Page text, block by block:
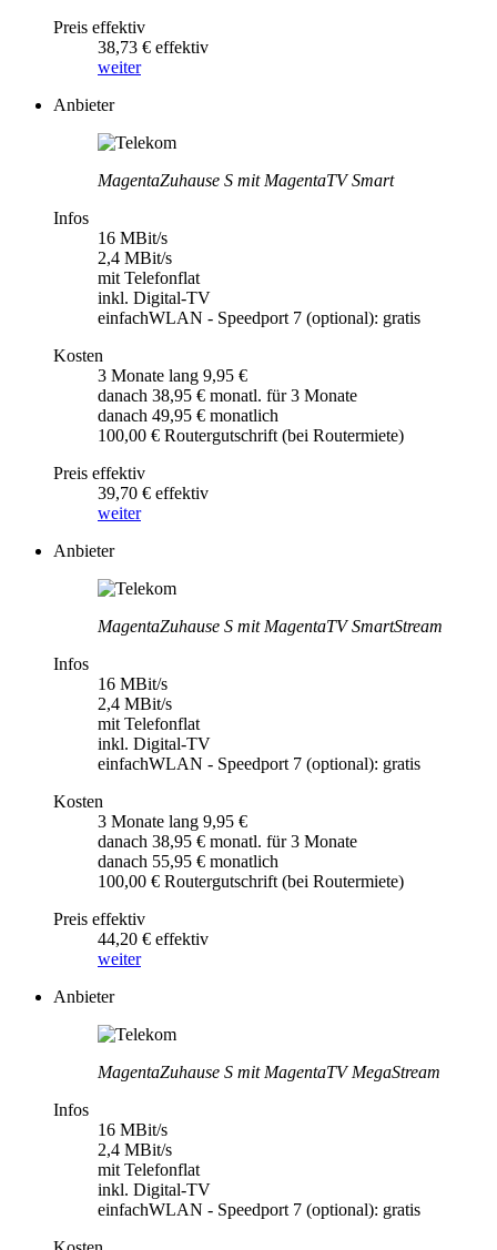
Preis effektiv
38,73 € effektiv
weiter
Anbieter
MagentaZuhause S mit MagentaTV Smart
Infos
16 MBit/s
2,4 MBit/s
mit Telefonflat
inkl. Digital-TV
einfachWLAN - Speedport 7 (optional): gratis
Kosten
3 Monate lang 9,95 €
danach 38,95 € monatl. für 3 Monate
danach 49,95 € monatlich
100,00 € Routergutschrift (bei Routermiete)
Preis effektiv
39,70 € effektiv
weiter
Anbieter
MagentaZuhause S mit MagentaTV SmartStream
Infos
16 MBit/s
2,4 MBit/s
mit Telefonflat
inkl. Digital-TV
einfachWLAN - Speedport 7 (optional): gratis
Kosten
3 Monate lang 9,95 €
danach 38,95 € monatl. für 3 Monate
danach 55,95 € monatlich
100,00 € Routergutschrift (bei Routermiete)
Preis effektiv
44,20 € effektiv
weiter
Anbieter
MagentaZuhause S mit MagentaTV MegaStream
Infos
16 MBit/s
2,4 MBit/s
mit Telefonflat
inkl. Digital-TV
einfachWLAN - Speedport 7 (optional): gratis